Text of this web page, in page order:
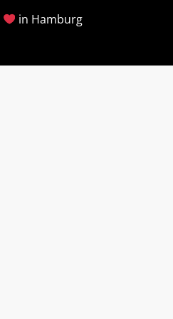
in Hamburg